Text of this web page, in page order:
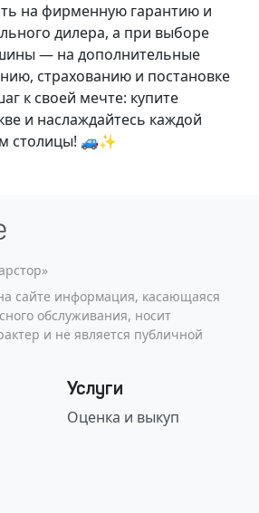
на фирменную гарантию и
дилера, а при выборе
— на дополнительные
страхованию и постановке
к своей мечте: купите
и наслаждайтесь каждой
столицы! 🚙✨
сайте информация, касающаяся
обслуживания, носит
и не является публичной
Услуги
Оценка и выкуп